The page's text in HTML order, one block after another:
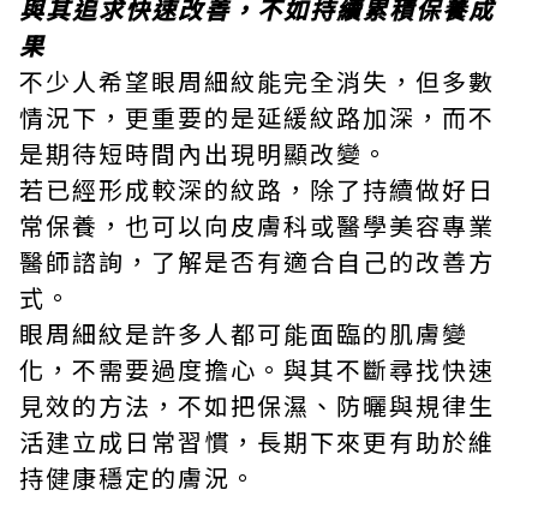
與其追求快速改善，不如持續累積保養成
果
不少人希望眼周細紋能完全消失，但多數
情況下，更重要的是延緩紋路加深，而不
是期待短時間內出現明顯改變。
若已經形成較深的紋路，除了持續做好日
常保養，也可以向皮膚科或醫學美容專業
醫師諮詢，了解是否有適合自己的改善方
式。
眼周細紋是許多人都可能面臨的肌膚變
化，不需要過度擔心。與其不斷尋找快速
見效的方法，不如把保濕、防曬與規律生
活建立成日常習慣，長期下來更有助於維
持健康穩定的膚況。